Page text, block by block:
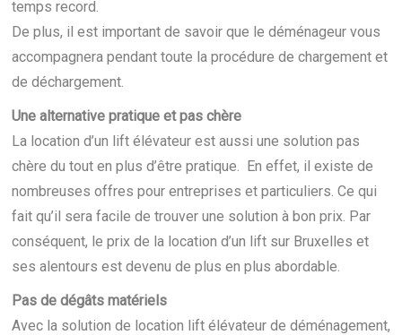
temps record.
De plus, il est important de savoir que le déménageur vous
accompagnera pendant toute la procédure de chargement et
de déchargement.
Une alternative pratique et pas chère
La location d’un lift élévateur est aussi une solution pas
chère du tout en plus d’être pratique. En effet, il existe de
nombreuses offres pour entreprises et particuliers. Ce qui
fait qu’il sera facile de trouver une solution à bon prix. Par
conséquent, le prix de la location d’un lift sur Bruxelles et
ses alentours est devenu de plus en plus abordable.
Pas de dégâts matériels
Avec la solution de location lift élévateur de déménagement,